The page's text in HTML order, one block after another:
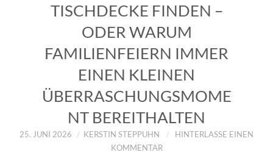
ZUM SHOP
DATENSCHUTZERKLÄRUNG
TISCHDECKE FINDEN –
ODER WARUM
FAMILIENFEIERN IMMER
EINEN KLEINEN
ÜBERRASCHUNGSMOME
NT BEREITHALTEN
25. JUNI 2026 KERSTIN STEPPUHN
HINTERLASSE EINEN
KOMMENTAR